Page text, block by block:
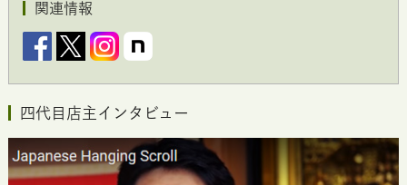
関連情報
四代目店主インタビュー